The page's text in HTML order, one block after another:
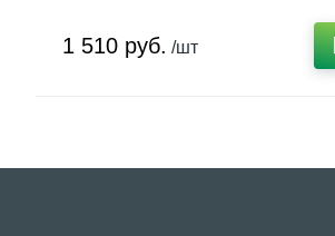
1 510 руб. /шт